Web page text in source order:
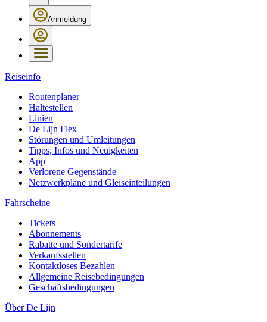
Anmeldung
Reiseinfo
Routenplaner
Haltestellen
Linien
De Lijn Flex
Störungen und Umleitungen
Tipps, Infos und Neuigkeiten
App
Verlorene Gegenstände
Netzwerkpläne und Gleiseinteilungen
Fahrscheine
Tickets
Abonnements
Rabatte und Sondertarife
Verkaufsstellen
Kontaktloses Bezahlen
Allgemeine Reisebedingungen
Geschäftsbedingungen
Über De Lijn